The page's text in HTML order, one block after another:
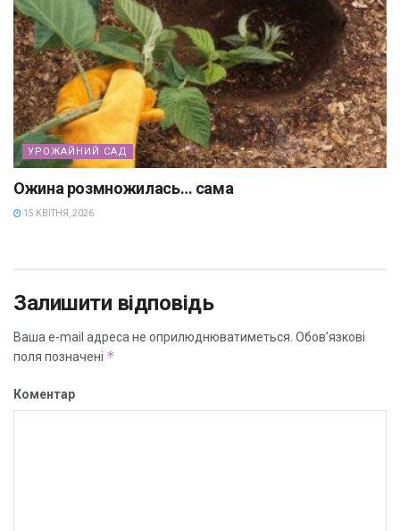
УРОЖАЙНИЙ САД
Ожина розмножилась… сама
15 КВІТНЯ, 2026
Залишити відповідь
Ваша e-mail адреса не оприлюднюватиметься. Обов’язкові
поля позначені *
Коментар